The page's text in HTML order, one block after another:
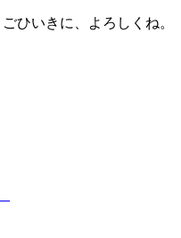
ひいきに、よろしくね。